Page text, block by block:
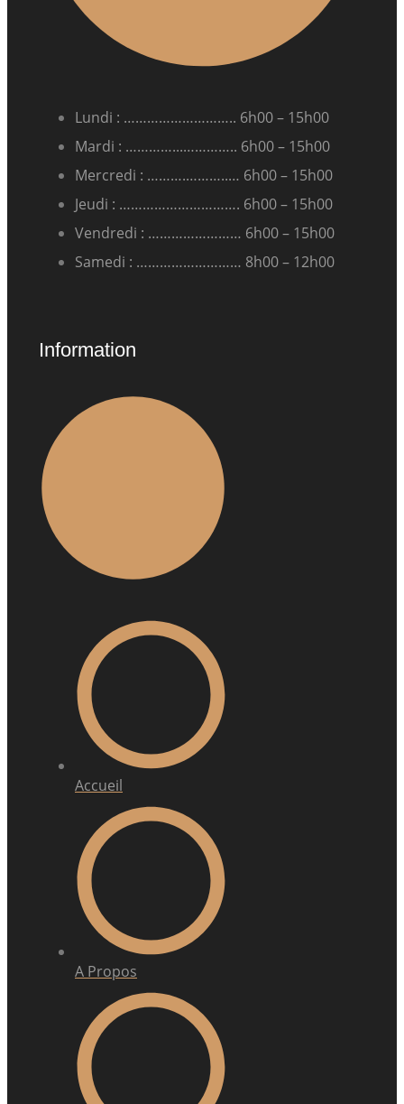
Lundi : ……………………….. 6h00 – 15h00
Mardi : …………...………….. 6h00 – 15h00
Mercredi : ……….………..… 6h00 – 15h00
Jeudi : …………………………. 6h00 – 15h00
Vendredi : …………………… 6h00 – 15h00
Samedi : ……………………… 8h00 – 12h00
Information
Accueil
A Propos